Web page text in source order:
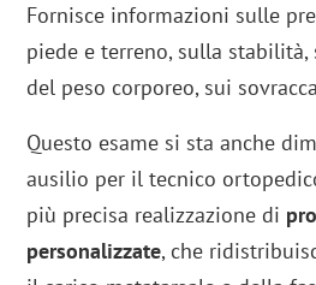
Fornisce informazioni sulle
piede e terreno, sulla
del peso corporeo, sui
Questo esame si sta anche
ausilio per il tecnico
più precisa realizzazione di
personalizzate, che